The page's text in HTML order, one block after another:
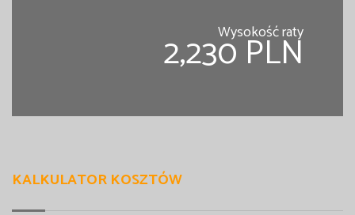
Wysokość raty
2,230 PLN
KALKULATOR KOSZTÓW